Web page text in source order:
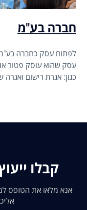
חברה בע"מ
לפתוח עסק כחברה בע"מ
עסק שהוא עוסק פטור או
כגון: אגרת רישום
קבלו
אנא מלאו את הטופס